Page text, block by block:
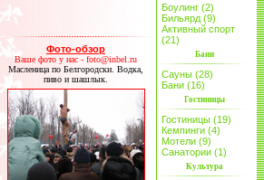
Фото-обзор
Ваше фото у нас - foto@inbel.ru
Масленица по Белгородски. Водка,
пиво и шашлык.
Боулинг (2)
Бильярд (9)
Активный спорт
(21)
Бани
Сауны (28)
Бани (16)
Гостиницы
Гостиницы (19)
Кемпинги (4)
Мотели (9)
Санатории (1)
Культура